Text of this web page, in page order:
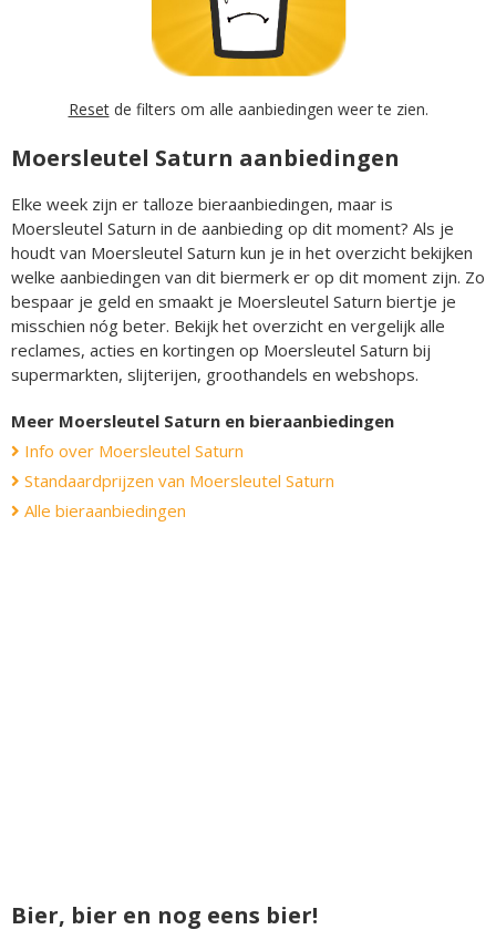
Resetde filters om alle aanbiedingen weer te zien.
Moersleutel Saturn aanbiedingen
Elke week zijn er talloze bieraanbiedingen, maar is
Moersleutel Saturn in de aanbieding op dit moment? Als je
houdt van Moersleutel Saturn kun je in het overzicht bekijken
welke aanbiedingen van dit biermerk er op dit moment zijn. Zo
bespaar je geld en smaakt je Moersleutel Saturn biertje je
misschien nóg beter. Bekijk het overzicht en vergelijk alle
reclames, acties en kortingen op Moersleutel Saturn bij
supermarkten, slijterijen, groothandels en webshops.
Meer Moersleutel Saturn en bieraanbiedingen
Info over Moersleutel Saturn
Standaardprijzen van Moersleutel Saturn
Alle bieraanbiedingen
Bier, bier en nog eens bier!